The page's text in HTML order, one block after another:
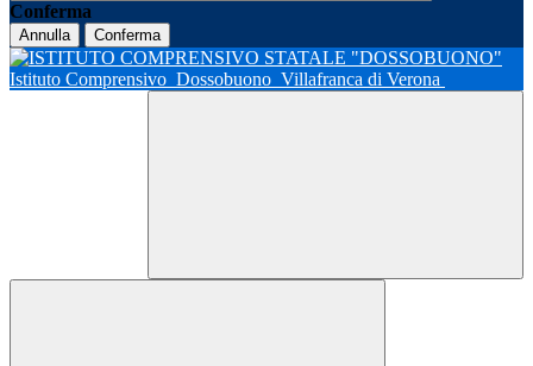
Conferma
Annulla Conferma
Istituto Comprensivo Dossobuono Villafranca di Verona